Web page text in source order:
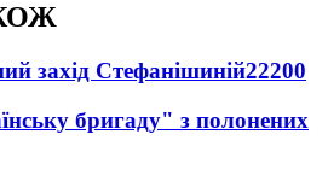
захід Стефанішиній22200
бригаду" з полонених